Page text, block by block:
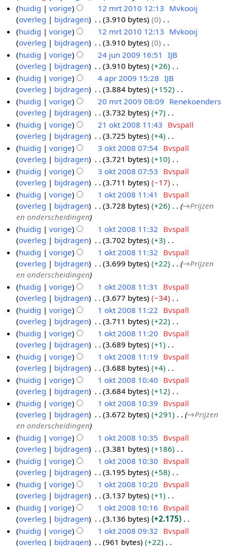
n
g
t
i
n
g
e
n
v
a
t
t
i
n
g
a
m
e
n
v
a
t
t
i
n
g
s
s
a
m
e
n
v
a
t
t
i
n
g
n
g
s
s
a
m
e
n
v
a
t
t
i
n
g
r
k
i
n
g
s
s
a
m
e
n
v
a
t
t
i
n
g
w
e
r
k
i
n
g
s
s
a
m
e
n
v
a
t
t
i
n
g
b
e
w
e
r
k
i
n
g
s
s
a
m
e
n
v
a
t
t
i
n
g
e
n
b
e
w
e
r
k
i
n
g
s
s
a
m
e
n
v
a
t
t
i
n
g
0
0
G
e
e
n
b
e
w
e
r
k
i
n
g
s
s
a
m
e
n
v
a
t
t
i
n
g
2
2
1
huidig vorige 12 mrt 2010 12:13 Mvkooij
overleg
bijdragen 3.910 bytes
0
G
e
e
n
b
e
w
e
r
k
i
n
g
s
s
a
m
e
n
v
a
t
t
i
n
g
huidig vorige 12 mrt 2010 12:13 Mvkooij
overleg
bijdragen 3.910 bytes
0
G
e
e
n
b
e
w
e
r
k
i
n
g
s
s
a
m
e
n
v
a
t
t
i
n
g
4
u
2
0
huidig vorige 24 jun 2009 16:51
IJB
overleg
bijdragen 3.910 bytes
+26
G
e
e
n
b
e
w
e
r
k
i
n
g
s
s
a
m
e
n
v
a
t
t
i
n
g
a
0
9
huidig vorige 4 apr 2009 15:28 IJB
overleg
bijdragen 3.884 bytes
+152
G
e
e
n
b
e
w
e
r
k
i
n
g
s
s
a
m
e
n
v
a
t
t
i
n
g
0
2
0
huidig vorige 20 mrt 2009 08:09 Renekoenders
overleg
bijdragen 3.732 bytes
+7
G
e
e
n
b
e
w
e
r
i
n
g
s
s
a
m
e
n
v
a
t
t
i
n
g
1
k
2
8
huidig vorige 21 okt 2008 11:43 Bvspall
overleg
bijdragen 3.725 bytes
+4
G
e
e
n
b
e
w
e
r
k
i
n
g
s
s
a
m
e
n
v
a
t
t
i
n
g
o
0
huidig vorige 3 okt 2008 07:54 Bvspall
overleg
bijdragen 3.721 bytes
+10
G
e
e
n
b
e
w
e
r
k
n
g
s
s
a
m
e
n
v
a
t
t
i
n
g
huidig vorige 3 okt 2008 07:53 Bvspall
overleg
bijdragen 3.711 bytes
−17
G
e
e
n
b
e
w
e
r
k
i
n
g
s
s
a
m
e
n
v
a
t
t
i
n
g
k
2
8
huidig vorige 1 okt 2008 11:41
Bvspall
overleg
bijdragen 3.728 bytes +26 →Prijzen
en onderscheidingen
huidig
vorige 1 okt 2008 11:32 Bvspall
overleg
bijdragen 3.702 bytes
+3
G
e
e
n
b
e
w
e
r
k
i
n
g
s
s
a
m
e
n
v
a
t
t
i
n
g
huidig vorige 1 okt 2008 11:32 Bvspall
overleg
bijdragen 3.699 bytes +22 →Prijzen
en onderscheidingen
huidig
vorige 1 okt 2008 11:31
Bvspall
overleg
bijdragen 3.677 bytes
−34
G
e
e
n
b
e
w
e
r
k
i
n
g
s
s
a
m
e
n
v
a
t
huidig vorige 1 okt 2008 11:22 Bvspall
overleg
bijdragen 3.711 bytes
+22
G
e
e
n
b
e
w
e
r
i
n
g
s
s
a
m
e
n
v
huidig vorige 1 okt 2008 11:20 Bvspall
overleg
bijdragen 3.689 bytes
+1
G
e
e
n
b
e
w
e
r
k
i
n
g
s
s
a
m
huidig vorige 1 okt 2008 11:19 Bvspall
overleg
bijdragen 3.688 bytes
+4
G
e
e
n
b
e
w
e
r
k
i
n
g
s
s
huidig vorige 1 okt 2008 10:40 Bvspall
overleg
bijdragen 3.684 bytes
+12
G
e
e
n
b
e
w
e
r
k
i
n
g
huidig vorige 1 okt 2008 10:39 Bvspall
overleg
bijdragen 3.672 bytes +291 →Prijzen
en onderscheidingen
huidig
vorige 1 okt 2008 10:35 Bvspall
overleg
bijdragen 3.381 bytes
+186
G
e
e
n
b
e
w
e
huidig vorige 1 okt 2008 10:30 Bvspall
overleg
bijdragen 3.195 bytes
+58
G
e
e
n
b
e
huidig vorige 1 okt 2008 10:20 Bvspall
overleg
bijdragen 3.137 bytes
+1
G
e
e
n
huidig vorige 1 okt 2008 10:16 Bvspall
overleg
bijdragen 3.136 bytes
+2.175
G
e
huidig vorige 1 okt 2008 09:32 Bvspall
overleg
bijdragen 961 bytes +22